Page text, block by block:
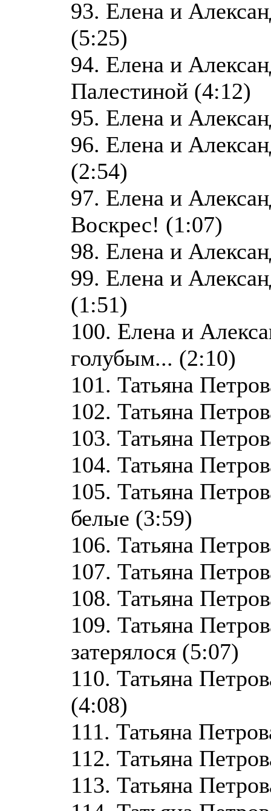
93. Елена и
(5:25)
94. Елена и
Палестиной (4:12)
95. Елена и
96. Елена и
(2:54)
97. Елена и
Воскрес! (1:07)
98. Елена и
99. Елена и
(1:51)
100. Елена и
голубым... (2:10)
101. Татьяна
102. Татьяна
103. Татьяна
104. Татьяна
105. Татьяна
белые (3:59)
106. Татьяна
107. Татьяна
108. Татьяна
109. Татьяна
затерялося (5:07)
110. Татьяна
(4:08)
111. Татьяна
112. Татьяна
113. Татьяна